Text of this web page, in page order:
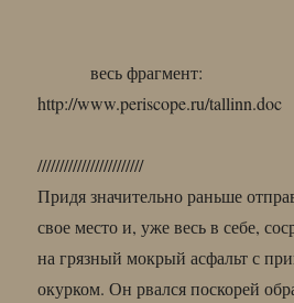
весь фрагмент:
http://www.periscope.ru/tallinn.doc
////////////////////////
Придя значительно раньше
свое место и, уже весь в себе,
на грязный мокрый асфальт с
окурком. Он рвался поскорей